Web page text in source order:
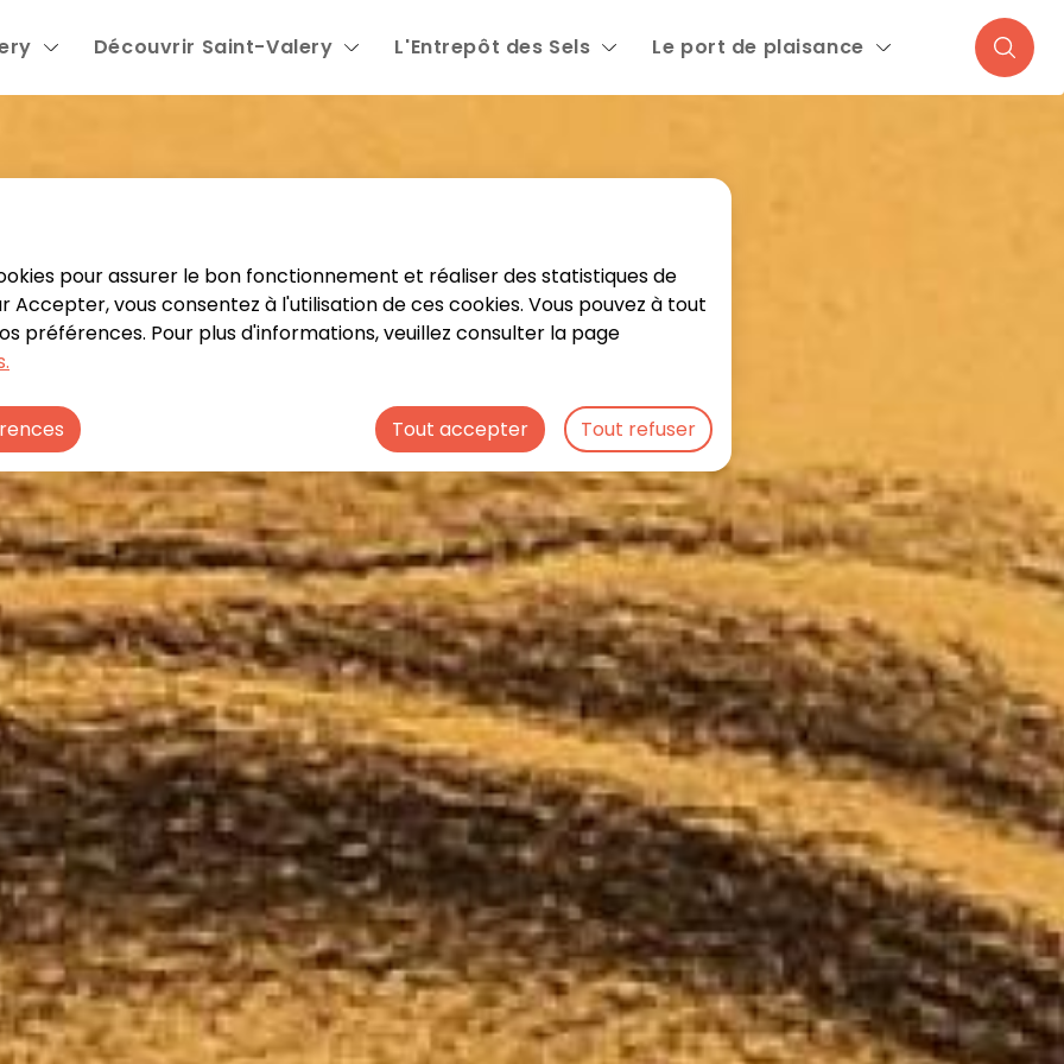
pour assurer le bon fonctionnement et réaliser des statistiques de
Accepter, vous consentez à l'utilisation de ces cookies. Vous pouvez à tout
préférences. Pour plus d'informations, veuillez consulter la page
Tout accepter Tout refuser
principal Consulter le plan du site
Menu principal
Découvrir Saint-Valery L'Entrepôt des Sels Le port de plaisance